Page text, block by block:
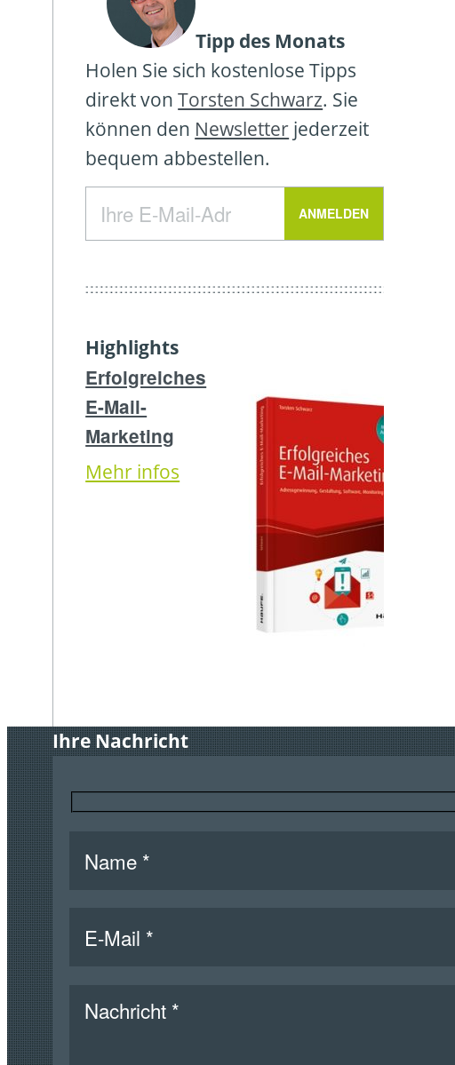
Tipp des Monats
Holen Sie sich kostenlose Tipps
direkt vonTorsten Schwarz. Sie
können den Newsletter jederzeit
bequem abbestellen.
Highlights
Erfolgreiches
E-Mail-
Marketing
Mehr infos
Ihre Nachricht